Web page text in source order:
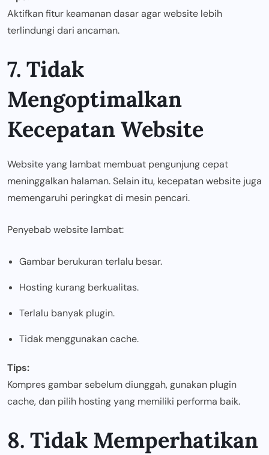
Aktifkan fitur keamanan dasar agar website lebih
terlindungi dari ancaman.
7. Tidak
Mengoptimalkan
Kecepatan Website
Website yang lambat membuat pengunjung cepat
meninggalkan halaman. Selain itu, kecepatan website juga
memengaruhi peringkat di mesin pencari.
Penyebab website lambat:
Gambar berukuran terlalu besar.
Hosting kurang berkualitas.
Terlalu banyak plugin.
Tidak menggunakan cache.
Tips:
Kompres gambar sebelum diunggah, gunakan plugin
cache, dan pilih hosting yang memiliki performa baik.
8. Tidak Memperhatikan